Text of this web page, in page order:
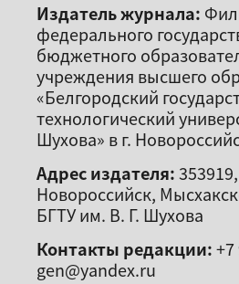
Издатель журнала:
федерального
бюджетного
учреждения высшего
«Белгородский
технологический
Шухова» в г.
Адрес издателя:
Новороссийск,
БГТУ им. В. Г. Шухова
Контакты редакции:+7
gen@yandex.ru